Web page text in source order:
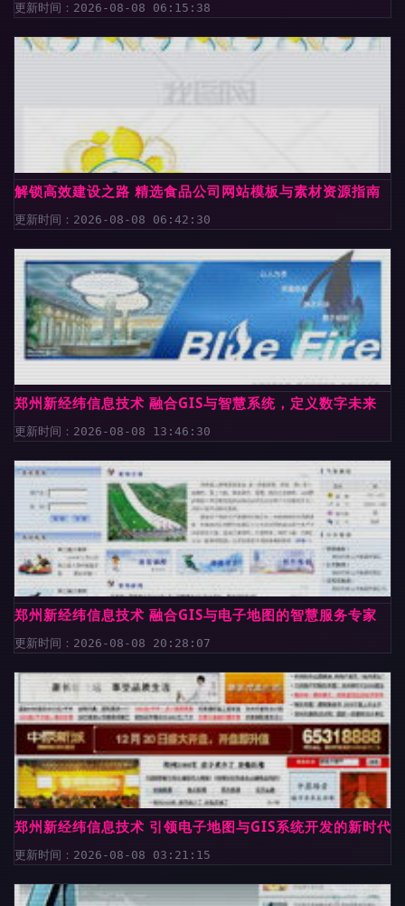
更新时间：2026-08-08 06:15:38
解锁高效建设之路 精选食品公司网站模板与素材资源指南
更新时间：2026-08-08 06:42:30
郑州新经纬信息技术 融合GIS与智慧系统，定义数字未来
更新时间：2026-08-08 13:46:30
郑州新经纬信息技术 融合GIS与电子地图的智慧服务专家
更新时间：2026-08-08 20:28:07
郑州新经纬信息技术 引领电子地图与GIS系统开发的新时代
更新时间：2026-08-08 03:21:15